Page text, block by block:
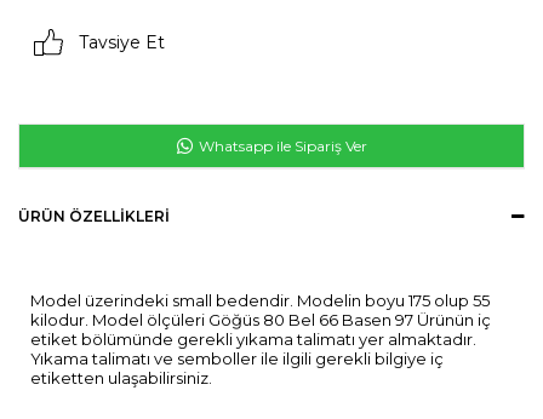
Tavsiye Et
Whatsapp ile Sipariş Ver
ÜRÜN ÖZELLIKLERI
Model üzerindeki small bedendir. Modelin boyu 175 olup 55
kilodur. Model ölçüleri Göğüs 80 Bel 66 Basen 97 Ürünün iç
etiket bölümünde gerekli yıkama talimatı yer almaktadır.
Yıkama talimatı ve semboller ile ilgili gerekli bilgiye iç
etiketten ulaşabilirsiniz.